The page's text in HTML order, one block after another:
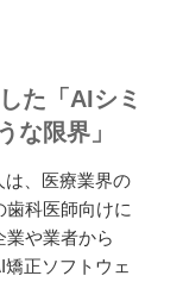
た「AIシミ
な限界」
は、医療業界の
科医師向けに
や業者から
矯正ソフトウェ